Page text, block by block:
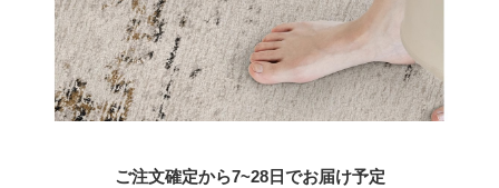
ご注文確定から7~28日でお届け予定